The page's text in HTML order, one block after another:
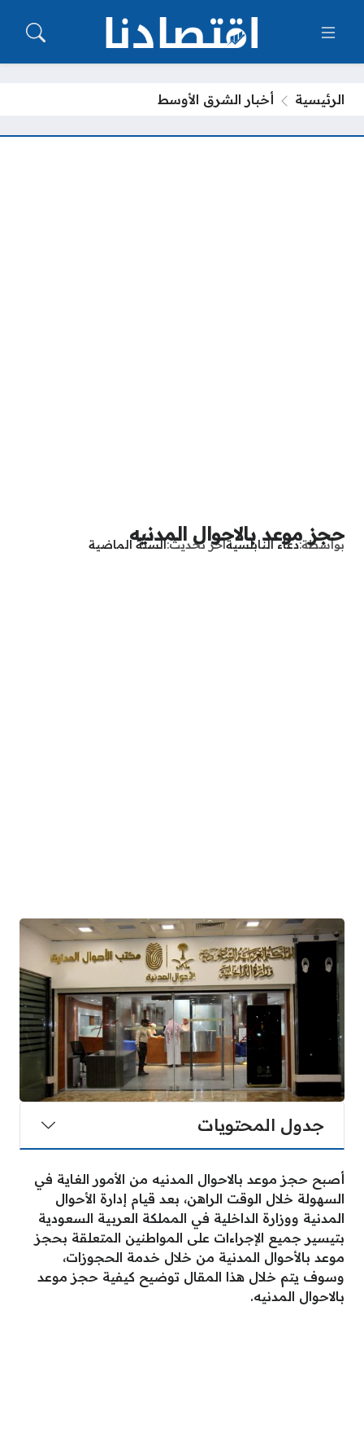
الرئيسية أخبار الشرق الأوسط
حجز موعد بالاحوال المدنيه
بواسطةدعاء النابلسيةآخر تحديثالسنة الماضية
جدول المحتويات
أصبح حجز موعد بالاحوال المدنيه من الأمور الغاية في
السهولة خلال الوقت الراهن، بعد قيام إدارة الأحوال
المدنية ووزارة الداخلية في المملكة العربية السعودية
بتيسير جميع الإجراءات على المواطنين المتعلقة بحجز
موعد بالأحوال المدنية من خلال خدمة الحجوزات،
وسوف يتم خلال هذا المقال توضيح كيفية حجز موعد
بالاحوال المدنيه.